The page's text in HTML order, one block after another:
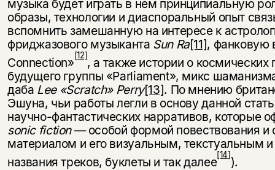
музыка будет играть в нем принципиальную
образы, технологии и диаспоральный опыт
вспомнить замешанную на интересе к
фриджазового музыканта Sun Ra[11], фанковую
Connection»[12], а также истории о
будущего группы «Parliament», микс
даба Lee «Scratch» Perry[13]. По мнению
Эшуна, чьи работы легли в основу данной
научно-фантастических нарративов, которые
sonic fiction— особой формой повествования и
материалом и его визуальным,
названия треков, буклеты и так далее[14]).